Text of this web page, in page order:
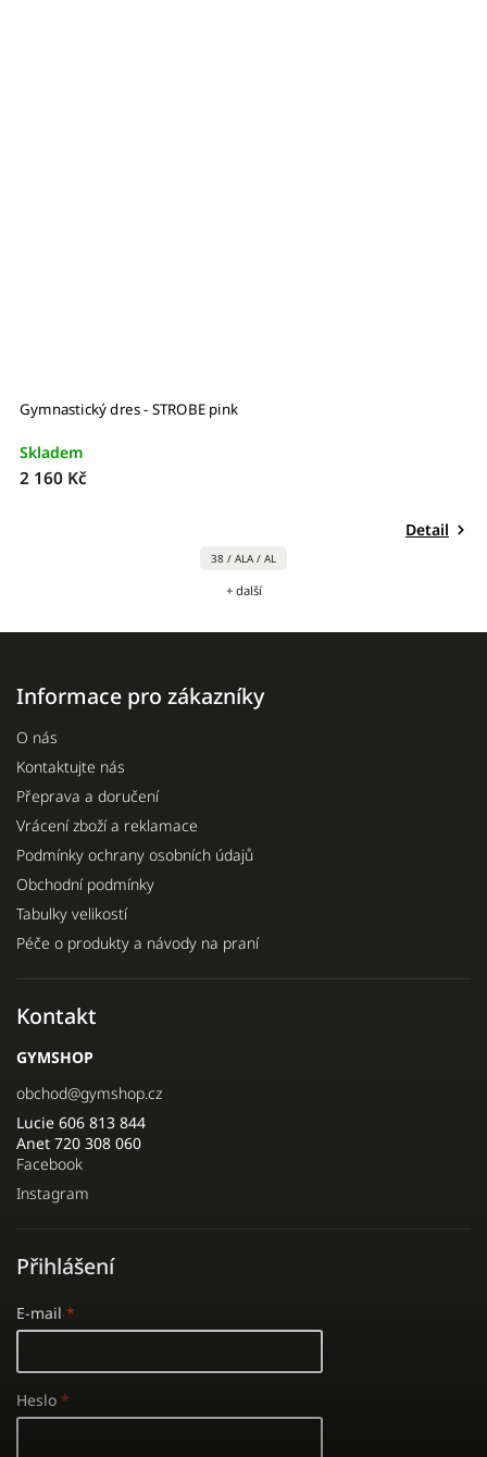
Gymnastický dres - STROBE pink
Skladem
2 160 Kč
Detail
38 / ALA / AL
+ další
Informace pro zákazníky
O nás
Kontaktujte nás
Přeprava a doručení
Vrácení zboží a reklamace
Podmínky ochrany osobních údajů
Obchodní podmínky
Tabulky velikostí
Péče o produkty a návody na praní
Kontakt
GYMSHOP
obchod@gymshop.cz
Lucie 606 813 844
Anet 720 308 060
Facebook
Instagram
Přihlášení
E-mail
Heslo